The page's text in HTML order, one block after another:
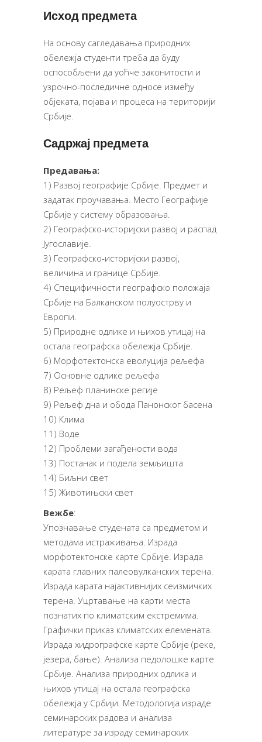
Исход предмета
На основу сагледавања природних
обележја студенти треба да буду
оспособљени да уоћче законитости и
узрочно-последичне односе између
објеката, појава и процеса на територији
Србије.
Садржај предмета
Предавања:
1) Развој географије Србије. Предмет и
задатак проучавања. Место Географије
Србије у систему образовања.
2) Географско-историјски развој и распад
Југославије.
3) Географско-историјски развој,
величина и границе Србије.
4) Специфичности географско положаја
Србије на Балканском полуострву и
Европи.
5) Природне одлике и њихов утицај на
остала географска обележја Србије.
6) Морфотектонска еволуција рељефа
7) Основне одлике рељефа
8) Рељеф планинске регије
9) Рељеф дна и обода Панонског басена
10) Клима
11) Воде
12) Проблеми загађености вода
13) Постанак и подела земљишта
14) Биљни свет
15) Животињски свет
Вежбе:
Упознавање студената са предметом и
методама истраживања. Израда
морфотектонске карте Србије. Израда
карата главних палеовулканских терена.
Израда карата најактивнијих сеизмичких
терена. Уцртавање на карти места
познатих по климатским екстремима.
Графички приказ климатских елемената.
Израда хидрографске карте Србије (реке,
језера, бање). Анализа педолошке карте
Србије. Анализа природних одлика и
њихов утицај на остала географска
обележја у Србији. Методологија израде
семинарских радова и анализа
литературе за израду семинарских